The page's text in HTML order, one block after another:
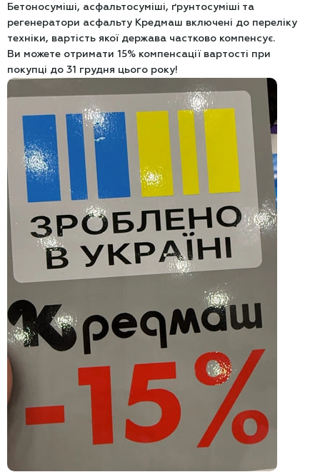
Бетоносуміші, асфальтосуміші, ґрунтосуміші та
регенератори асфальту Кредмаш включені до переліку
техніки, вартість якої держава частково компенсує.
Ви можете отримати 15% компенсації вартості при
покупці до 31 грудня цього року!